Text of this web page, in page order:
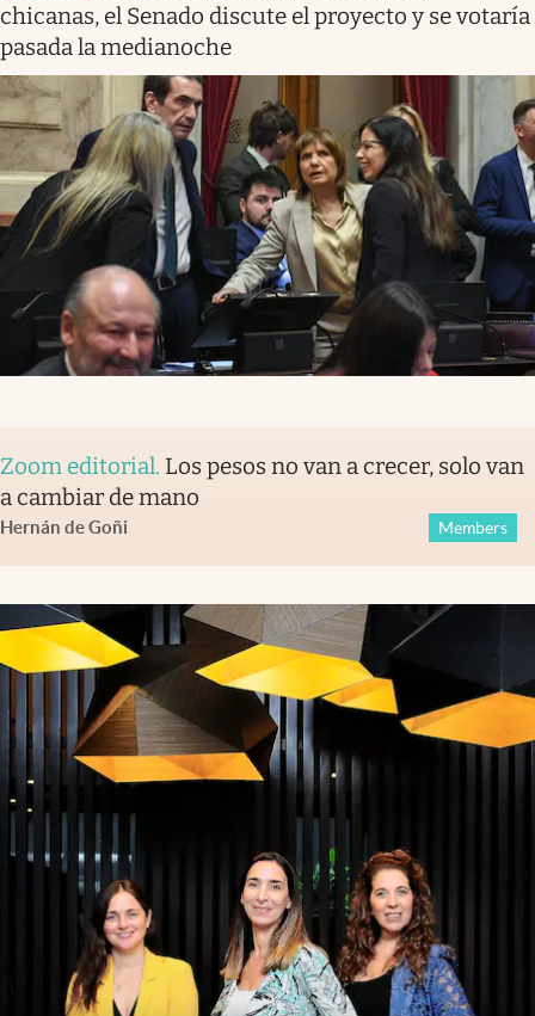
chicanas, el Senado discute el proyecto y se votaría
pasada la medianoche
Zoom editorial. Los pesos no van a crecer, solo van
a cambiar de mano
Hernán de Goñi Members